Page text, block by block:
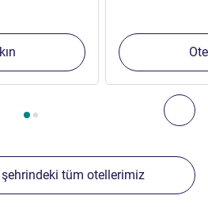
diğer tesislerimiz
diğer tesislerimiz 1 :, Yakınlardaki
tüm otellerimiz